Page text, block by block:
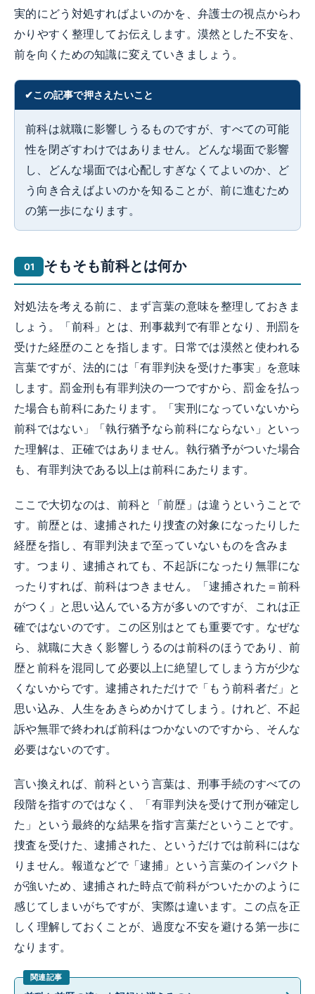
実的にどう対処すればよいのかを、弁護士の視点からわ
かりやすく整理してお伝えします。漠然とした不安を、
前を向くための知識に変えていきましょう。
この記事で押さえたいこと
前科は就職に影響しうるものですが、すべての可能
性を閉ざすわけではありません。どんな場面で影響
し、どんな場面では心配しすぎなくてよいのか、ど
う向き合えばよいのかを知ることが、前に進むため
の第一歩になります。
そもそも前科とは何か
対処法を考える前に、まず言葉の意味を整理しておきま
しょう。「前科」とは、刑事裁判で有罪となり、刑罰を
受けた経歴のことを指します。日常では漠然と使われる
言葉ですが、法的には「有罪判決を受けた事実」を意味
します。罰金刑も有罪判決の一つですから、罰金を払っ
た場合も前科にあたります。「実刑になっていないから
前科ではない」「執行猶予なら前科にならない」といっ
た理解は、正確ではありません。執行猶予がついた場合
も、有罪判決である以上は前科にあたります。
ここで大切なのは、前科と「前歴」は違うということで
す。前歴とは、逮捕されたり捜査の対象になったりした
経歴を指し、有罪判決まで至っていないものを含みま
す。つまり、逮捕されても、不起訴になったり無罪にな
ったりすれば、前科はつきません。「逮捕された＝前科
がつく」と思い込んでいる方が多いのですが、これは正
確ではないのです。この区別はとても重要です。なぜな
ら、就職に大きく影響しうるのは前科のほうであり、前
歴と前科を混同して必要以上に絶望してしまう方が少な
くないからです。逮捕されただけで「もう前科者だ」と
思い込み、人生をあきらめかけてしまう。けれど、不起
訴や無罪で終われば前科はつかないのですから、そんな
必要はないのです。
言い換えれば、前科という言葉は、刑事手続のすべての
段階を指すのではなく、「有罪判決を受けて刑が確定し
た」という最終的な結果を指す言葉だということです。
捜査を受けた、逮捕された、というだけでは前科にはな
りません。報道などで「逮捕」という言葉のインパクト
が強いため、逮捕された時点で前科がついたかのように
感じてしまいがちですが、実際は違います。この点を正
しく理解しておくことが、過度な不安を避ける第一歩に
なります。